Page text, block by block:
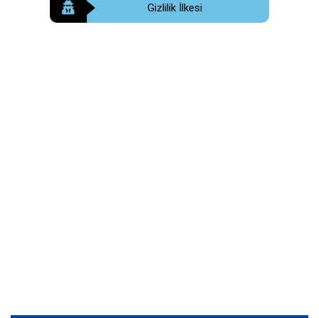
Gizlilik İlkesi